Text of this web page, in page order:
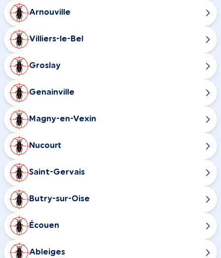
Arnouville
Villiers-le-Bel
Groslay
Genainville
Magny-en-Vexin
Nucourt
Saint-Gervais
Butry-sur-Oise
Écouen
Ableiges